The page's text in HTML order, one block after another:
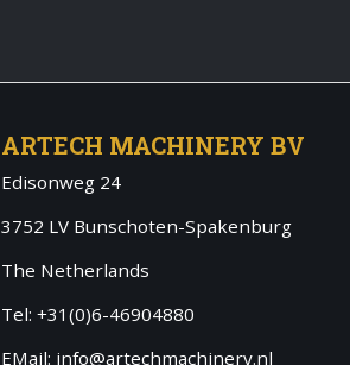
ARTECH MACHINERY BV
Edisonweg 24
3752 LV Bunschoten-Spakenburg
The Netherlands
Tel: +31(0)6-46904880
EMail: info@artechmachinery.nl